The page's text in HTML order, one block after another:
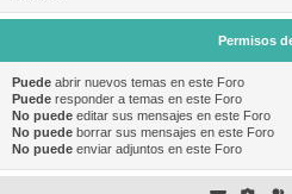
Permisos
Puede abrir nuevos temas en este Foro
Puede responder a temas en este Foro
No puede editar sus mensajes en este Foro
No puede borrar sus mensajes en este Foro
No puede enviar adjuntos en este Foro